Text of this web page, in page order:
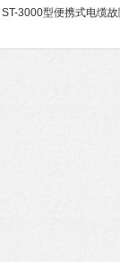
ST-3000型便携式电缆